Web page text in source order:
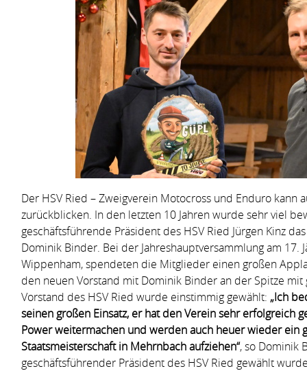
Der HSV Ried – Zweigverein Motocross und Enduro kann
zurückblicken. In den letzten 10 Jahren wurde sehr viel
geschäftsführende Präsident des HSV Ried Jürgen Kinz
Dominik Binder. Bei der Jahreshauptversammlung am 17.
Wippenham, spendeten die Mitglieder einen großen
den neuen Vorstand mit Dominik Binder an der Spitze
Vorstand des HSV Ried wurde einstimmig gewählt: „Ich
seinen großen Einsatz, er hat den Verein sehr erfolgreich
Power weitermachen und werden auch heuer wieder ein
Staatsmeisterschaft in Mehrnbach aufziehen“, so Dominik
geschäftsführender Präsident des HSV Ried gewählt